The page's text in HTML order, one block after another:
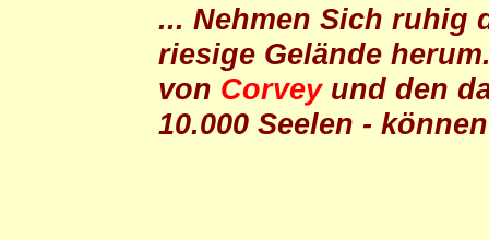
... Nehmen Sich ruhig
riesige Gelände
von Corveyund den
10.000 Seelen -